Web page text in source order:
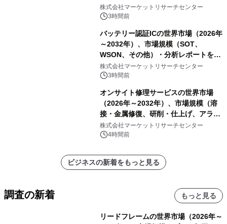
株式会社マーケットリサーチセンター
3時間前
バッテリー認証ICの世界市場（2026年
～2032年）、市場規模（SOT、
WSON、その他）・分析レポートを発
表
株式会社マーケットリサーチセンター
3時間前
オンサイト修理サービスの世界市場
（2026年～2032年）、市場規模（溶
接・金属修復、研削・仕上げ、アライ
メント、その他）・分析レポートを発
表
株式会社マーケットリサーチセンター
4時間前
ビジネスの新着をもっと見る
調査の新着 もっと見る
リードフレームの世界市場（2026年～